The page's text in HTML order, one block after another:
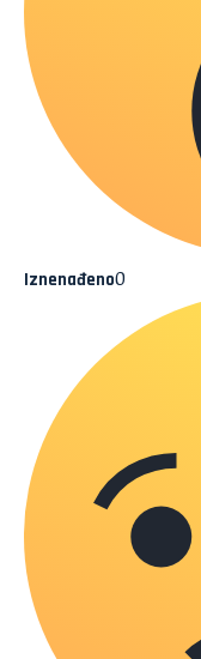
Iznenađeno0